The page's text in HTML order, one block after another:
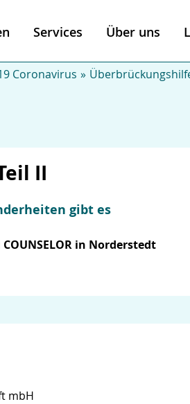
Services Über uns
Coronavirus
II
gibt es
in Norderstedt
mbH